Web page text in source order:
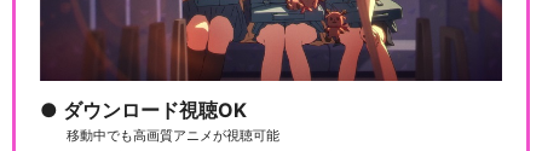
ダウンロード視聴OK
移動中でも高画質アニメが視聴可能